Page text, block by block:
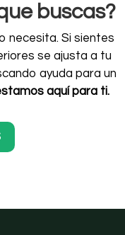
buscas?
necesita. Si sientes
se ajusta a tu
ayuda para un
aquí para ti.